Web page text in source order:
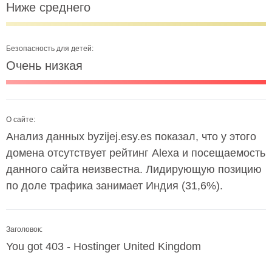
Ниже среднего
Безопасность для детей:
Очень низкая
О сайте:
Анализ данных byzijej.esy.es показал, что у этого
домена отсутствует рейтинг Alexa и посещаемость
данного сайта неизвестна. Лидирующую позицию
по доле трафика занимает Индия (31,6%).
Заголовок:
You got 403 - Hostinger United Kingdom